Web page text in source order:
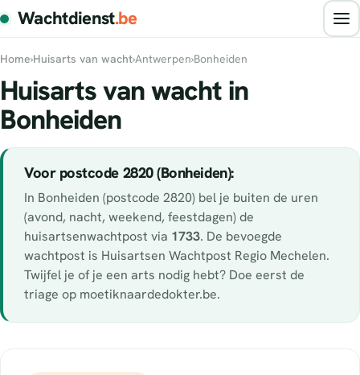
Wachtdienst.be
Home›Huisarts van wacht›Antwerpen›Bonheiden
Huisarts van wacht in
Bonheiden
Voor postcode 2820 (Bonheiden):
In Bonheiden (postcode 2820) bel je buiten de uren
(avond, nacht, weekend, feestdagen) de
huisartsenwachtpost via 1733. De bevoegde
wachtpost is Huisartsen Wachtpost Regio Mechelen.
Twijfel je of je een arts nodig hebt? Doe eerst de
triage op moetiknaardedokter.be.